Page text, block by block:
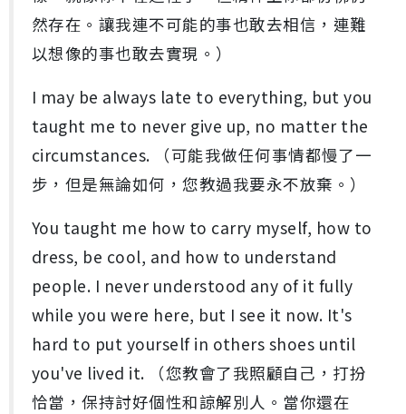
然存在。讓我連不可能的事也敢去相信，連難
以想像的事也敢去實現。）
I may be always late to everything, but you
taught me to never give up, no matter the
circumstances. （可能我做任何事情都慢了一
步，但是無論如何，您教過我要永不放棄。）
You taught me how to carry myself, how to
dress, be cool, and how to understand
people. I never understood any of it fully
while you were here, but I see it now. It's
hard to put yourself in others shoes until
you've lived it. （您教會了我照顧自己，打扮
恰當，保持討好個性和諒解別人。當你還在